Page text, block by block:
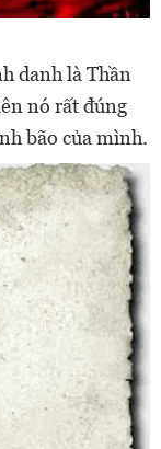
danh là Thần
nó rất đúng
bão của mình.